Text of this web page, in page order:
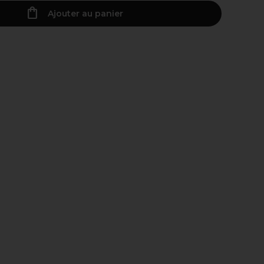
Ajouter au panier